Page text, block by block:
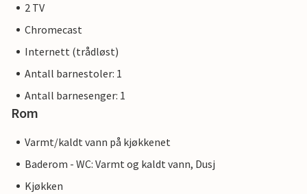
2 TV
Chromecast
Internett (trådløst)
Antall barnestoler: 1
Antall barnesenger: 1
Rom
Varmt/kaldt vann på kjøkkenet
Baderom - WC: Varmt og kaldt vann, Dusj
Kjøkken